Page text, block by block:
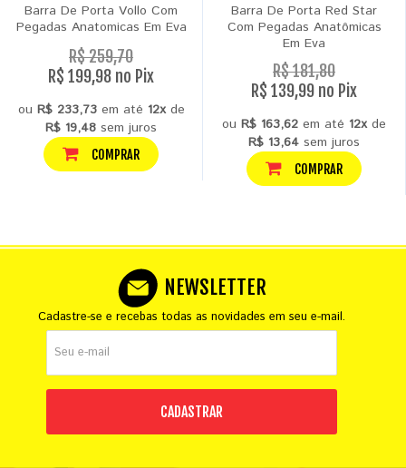
Barra De Porta Vollo Com
Pegadas Anatomicas Em Eva
R$ 259,70
R$ 199,98 no Pix
ou R$ 233,73em até 12xde
R$ 19,48 sem juros
COMPRAR
Barra De Porta Red Star
Com Pegadas Anatômicas
Em Eva
R$ 181,80
R$ 139,99 no Pix
ou R$ 163,62 em até 12xde
R$ 13,64 sem juros
COMPRAR
NEWSLETTER
Cadastre-se e recebas todas as novidades em seu e-mail.
CADASTRAR